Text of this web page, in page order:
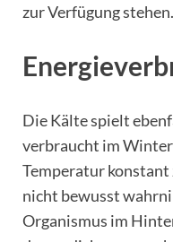
zur Verfügung stehen.
Die Kälte spielt
verbraucht im
Temperatur konstant
nicht bewusst
Organismus im